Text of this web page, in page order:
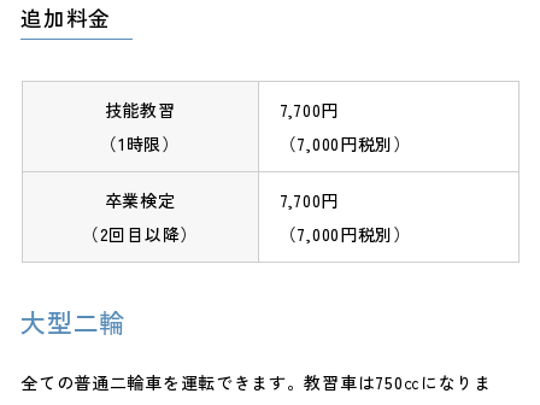
追加料金
技能教習
（1時限）
7,700円
（7,000円税別）
卒業検定
（2回目以降）
7,700円
（7,000円税別）
大型二輪
全ての普通二輪車を運転できます。教習車は750㏄になりま